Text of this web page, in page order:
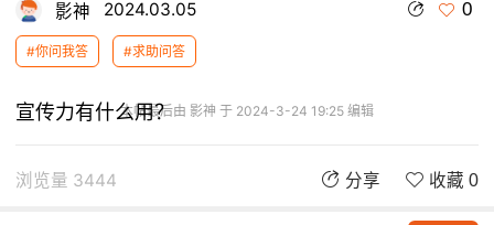
影神 2024.03.05 0
#你问我答 #求助问答
本帖最后由 影神 于 2024-3-24 19:25 编辑
宣传力有什么用？
浏览量 3444 分享 收藏 0